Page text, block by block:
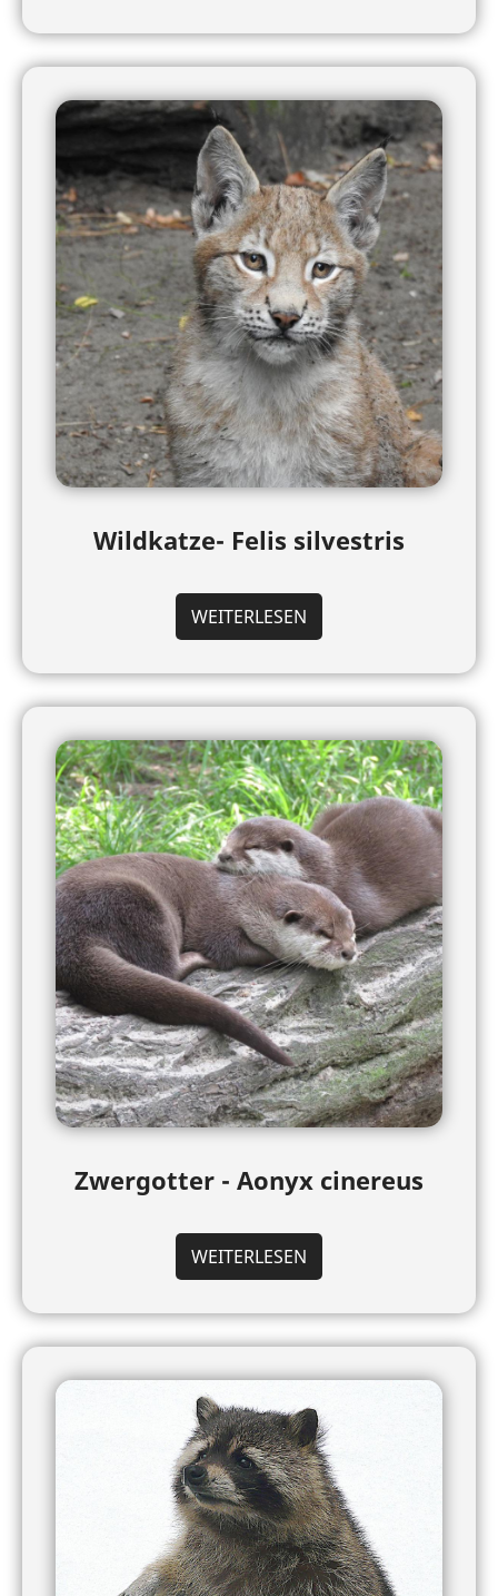
Wildkatze- Felis silvestris
WEITERLESEN
Zwergotter - Aonyx cinereus
WEITERLESEN